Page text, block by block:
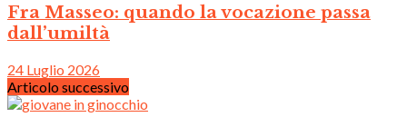
Fra Masseo: quando la vocazione passa
dall’umiltà
24 Luglio 2026
Articolo successivo